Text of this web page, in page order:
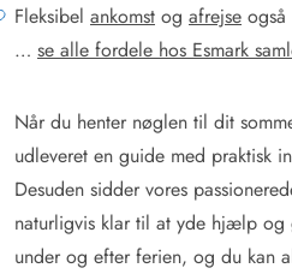
Fleksibel ankomst og afrejse
… se alle fordele hos Esmark
Når du henter nøglen til dit
udleveret en guide med praktisk
Desuden sidder vores
naturligvis klar til at yde hjælp
under og efter ferien, og du kan